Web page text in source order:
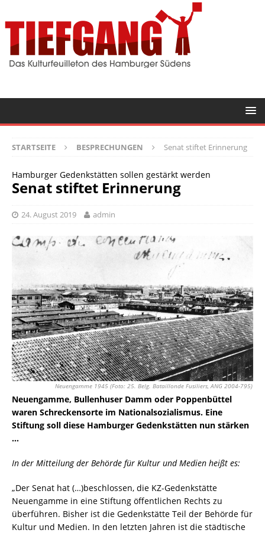
STARTSEITE BESPRECHUNGEN Senat stiftet Erinnerung
Hamburger Gedenkstätten sollen gestärkt werden
Senat stiftet Erinnerung
24. August 2019 admin
Neuengamme 1945 (Foto: 25. Belg. Bataillonde Fusiliers, ANG 2004-795)
Neuengamme, Bullenhuser Damm oder Poppenbüttel
waren Schreckensorte im Nationalsozialismus. Eine
Stiftung soll diese Hamburger Gedenkstätten nun stärken
…
In der Mitteilung der Behörde für Kultur und Medien heißt es:
„Der Senat hat (…)beschlossen, die KZ-Gedenkstätte
Neuengamme in eine Stiftung öffentlichen Rechts zu
überführen. Bisher ist die Gedenkstätte Teil der Behörde für
Kultur und Medien. In den letzten Jahren ist die städtische